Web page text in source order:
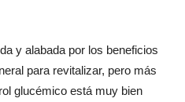
y alabada por los beneficios
para revitalizar, pero más
glucémico está muy bien